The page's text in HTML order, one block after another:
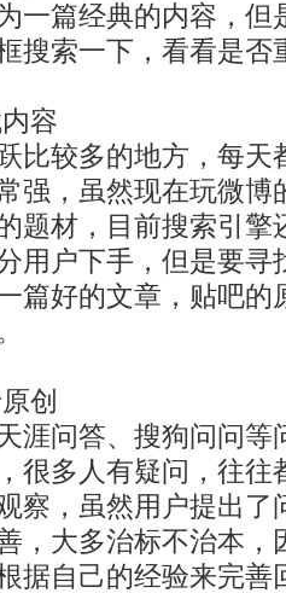
一篇经典的内容，但
搜索一下，看看是否
容
比较多的地方，每天
强，虽然现在玩微博
题材，目前搜索引擎
用户下手，但是要寻
篇好的文章，贴吧的
创
涯问答、搜狗问问等
很多人有疑问，往往
察，虽然用户提出了
，大多治标不治本，
据自己的经验来完善